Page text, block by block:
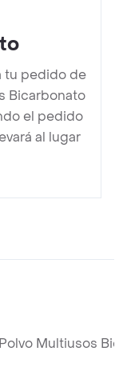
tu pedido de
Bicarbonato
el pedido
al lugar
Multiusos